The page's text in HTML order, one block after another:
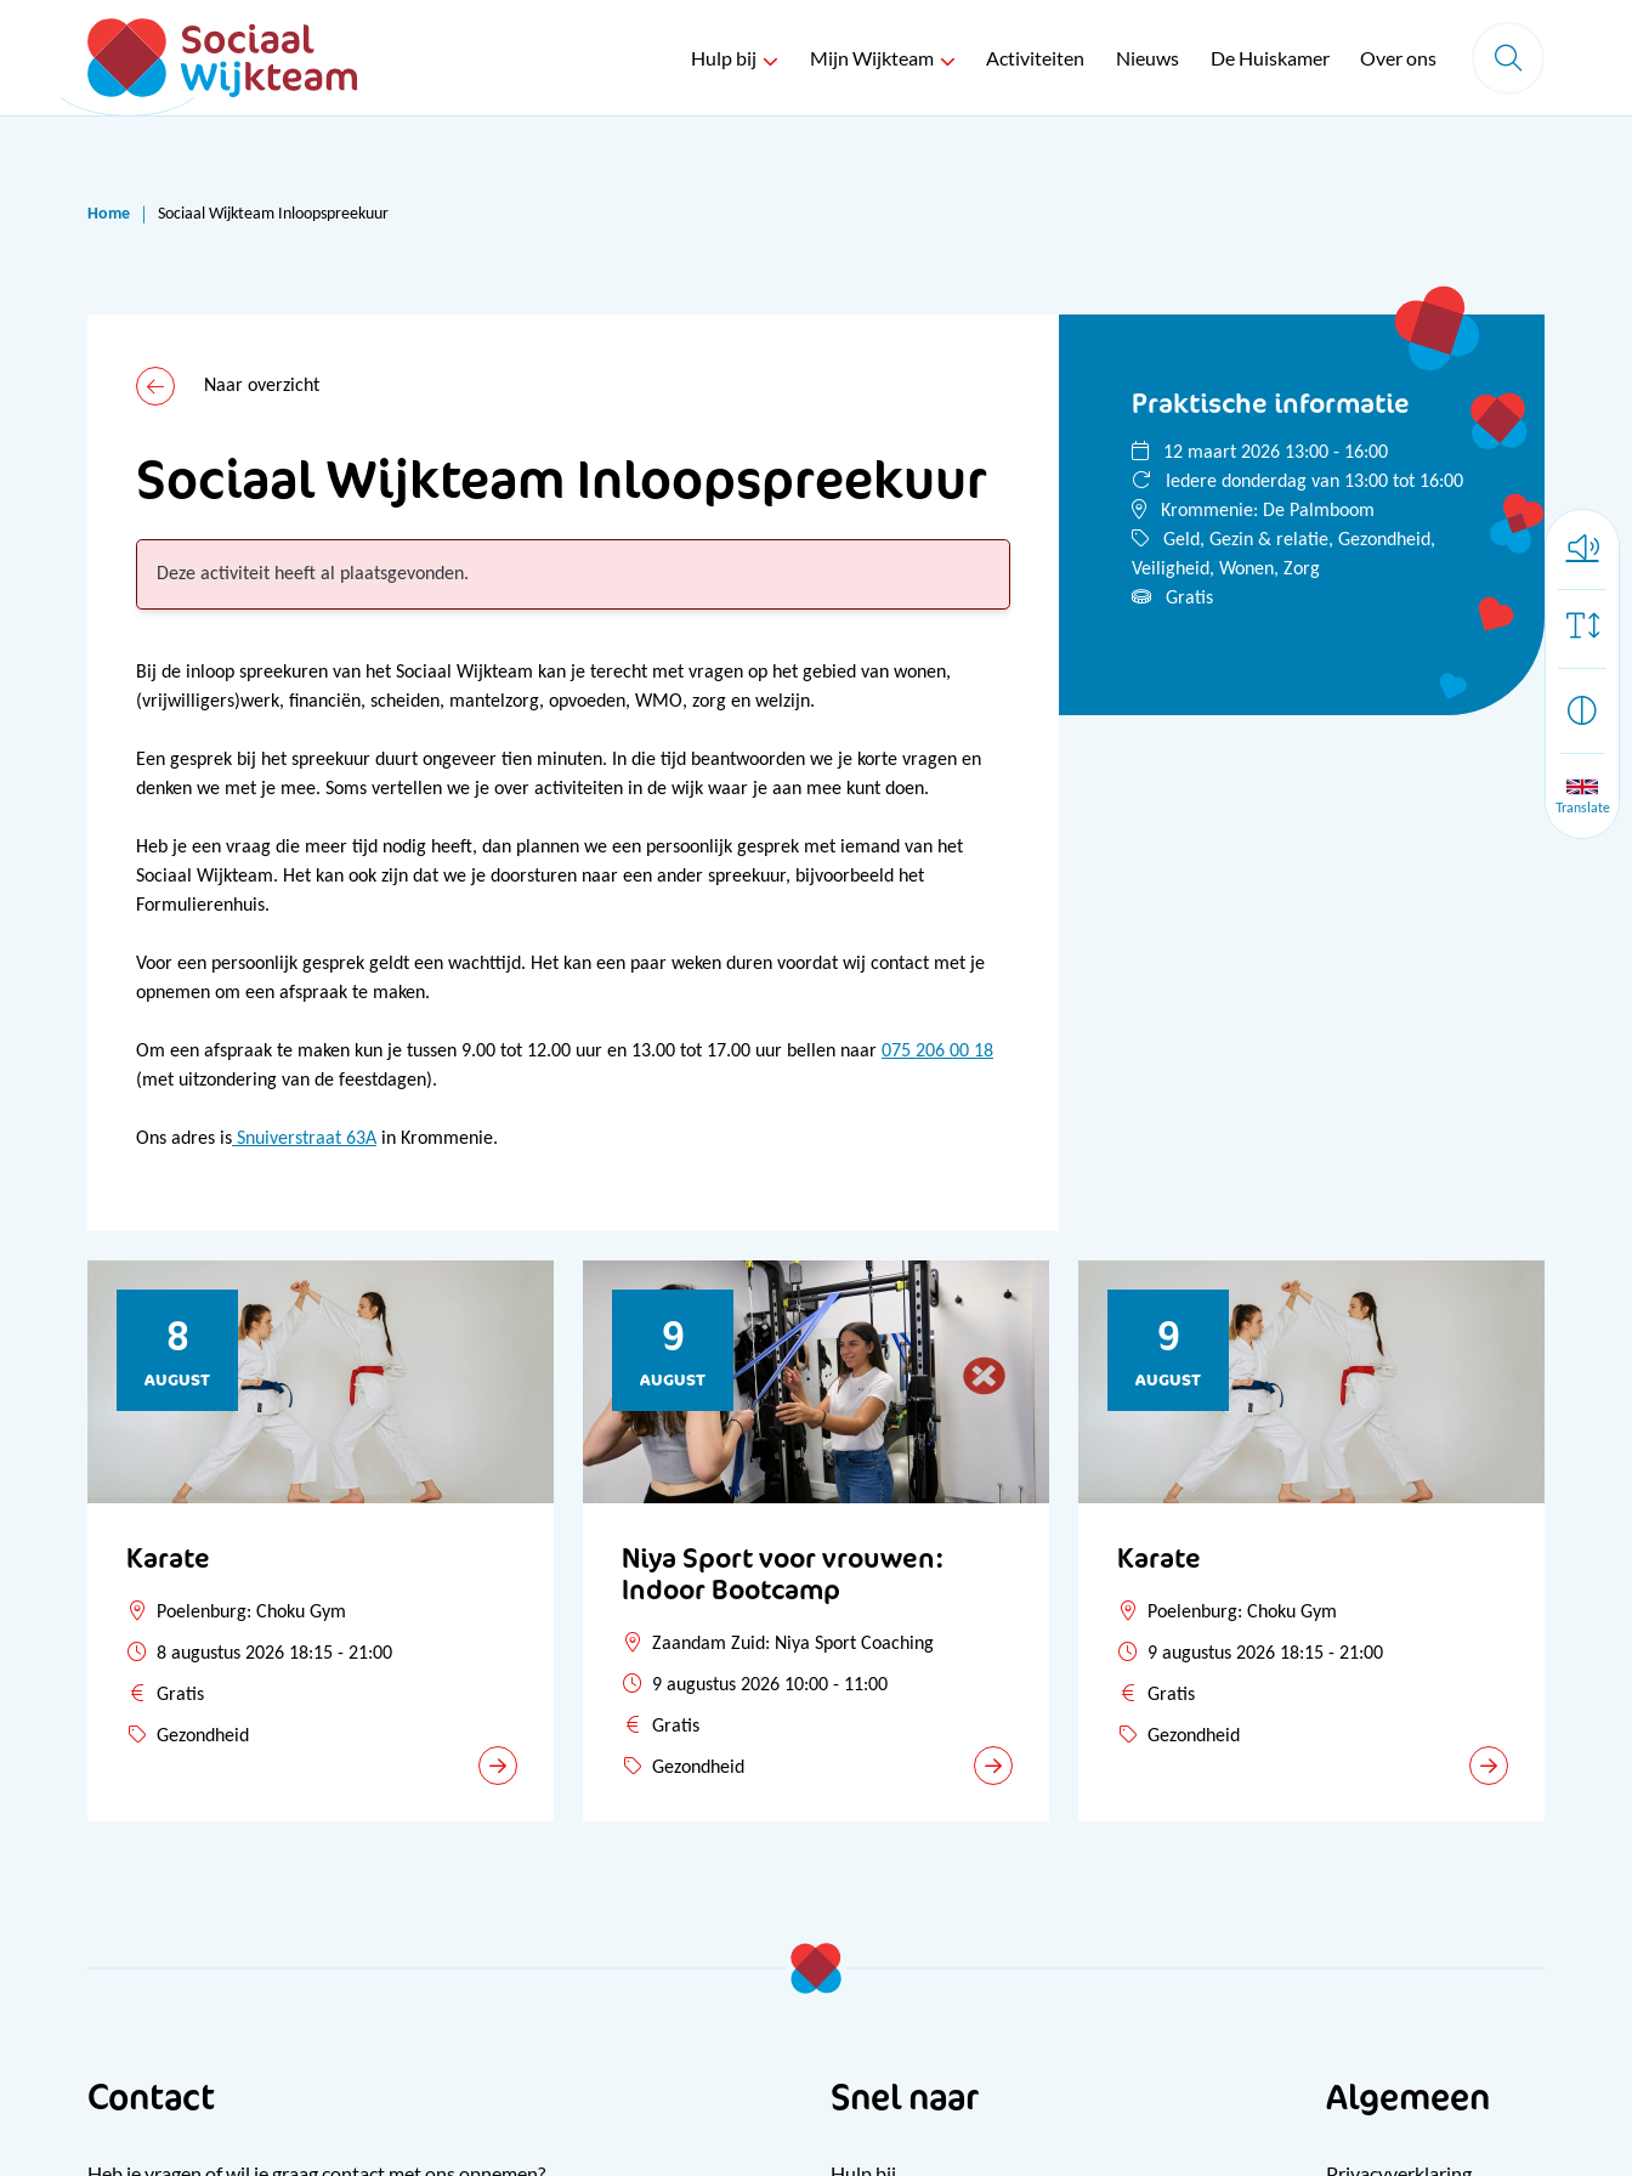
Hulp bij Mijn Wijkteam Activiteiten Nieuws De Huiskamer Over ons
Translate
Home Sociaal Wijkteam Inloopspreekuur
Naar overzicht
Sociaal Wijkteam Inloopspreekuur
Deze activiteit heeft al plaatsgevonden.
Bij de inloop spreekuren van het Sociaal Wijkteam kan je terecht met vragen op het gebied van wonen,
(vrijwilligers)werk, financiën, scheiden, mantelzorg, opvoeden, WMO, zorg en welzijn.
Een gesprek bij het spreekuur duurt ongeveer tien minuten. In die tijd beantwoorden we je korte vragen en
denken we met je mee. Soms vertellen we je over activiteiten in de wijk waar je aan mee kunt doen.
Heb je een vraag die meer tijd nodig heeft, dan plannen we een persoonlijk gesprek met iemand van het
Sociaal Wijkteam. Het kan ook zijn dat we je doorsturen naar een ander spreekuur, bijvoorbeeld het
Formulierenhuis.
Voor een persoonlijk gesprek geldt een wachttijd. Het kan een paar weken duren voordat wij contact met je
opnemen om een afspraak te maken.
Om een afspraak te maken kun je tussen 9.00 tot 12.00 uur en 13.00 tot 17.00 uur bellen naar 075 206 00 18
(met uitzondering van de feestdagen).
Ons adres is Snuiverstraat 63A in Krommenie.
Praktische informatie
12 maart 2026 13:00 - 16:00
Iedere donderdag van 13:00 tot 16:00
Krommenie: De Palmboom
Geld, Gezin & relatie, Gezondheid,
Veiligheid, Wonen, Zorg
Gratis
Karate
8
AUGUST
Poelenburg: Choku Gym
8 augustus 2026 18:15 - 21:00
Gratis
Gezondheid
Niya Sport voor vrouwen:
Indoor Bootcamp
9
AUGUST
Zaandam Zuid: Niya Sport Coaching
9 augustus 2026 10:00 - 11:00
Gratis
Gezondheid
Karate
9
AUGUST
Poelenburg: Choku Gym
9 augustus 2026 18:15 - 21:00
Gratis
Gezondheid
Contact Snel naar Algemeen